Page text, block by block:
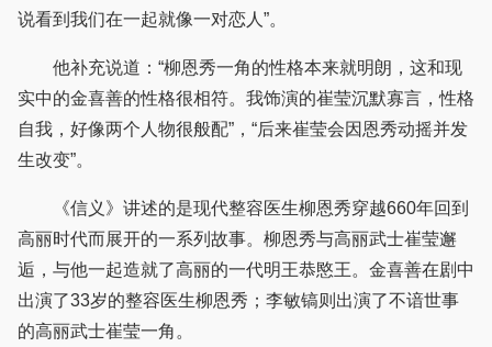
说看到我们在一起就像一对恋人”。
他补充说道：“柳恩秀一角的性格本来就明朗，这和现
实中的金喜善的性格很相符。我饰演的崔莹沉默寡言，性格
自我，好像两个人物很般配”，“后来崔莹会因恩秀动摇并发
生改变”。
《信义》讲述的是现代整容医生柳恩秀穿越660年回到
高丽时代而展开的一系列故事。柳恩秀与高丽武士崔莹邂
逅，与他一起造就了高丽的一代明王恭愍王。金喜善在剧中
出演了33岁的整容医生柳恩秀；李敏镐则出演了不谙世事
的高丽武士崔莹一角。